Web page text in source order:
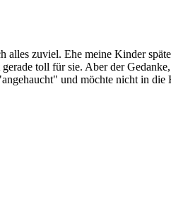
zuviel. Ehe meine Kinder
toll für sie. Aber der
und möchte nicht in die